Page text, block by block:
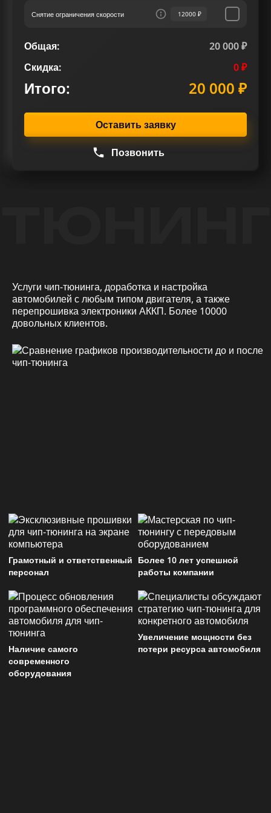
Снятие ограничения скорости 12000 ₽
Общая:
20 000 ₽
Скидка:
0 ₽
Итого: 20 000 ₽
Оставить заявку
Позвонить
Услуги чип-тюнинга, доработка и настройка
автомобилей с любым типом двигателя, а также
перепрошивка электроники АККП. Более 10000
довольных клиентов.
Грамотный и ответственный
персонал
Более 10 лет успешной
работы компании
Наличие самого
современного
оборудования
Увеличение мощности без
потери ресурса автомобиля